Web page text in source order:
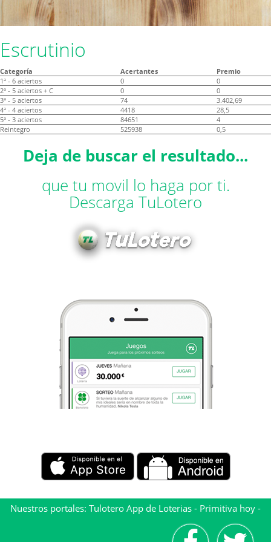
Escrutinio
Categoría Acertantes
Premio
1ª - 6 aciertos
0
0
2ª - 5 aciertos + C
0
0
3ª - 5 aciertos
74
3.402,69
4ª - 4 aciertos
4418
28,5
5ª - 3 aciertos
84651
4
Reintegro
525938 0,5
Deja de buscar el resultado...
que tu movil lo haga por ti.
Descarga TuLotero
Nuestros portales: Tulotero App de Loterias - Primitiva hoy -